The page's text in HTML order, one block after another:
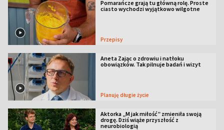
Pomarańcze grają tu główną rolę. Proste
ciasto wychodzi wyjątkowo wilgotne
Przepisy
Aneta Zając o zdrowiu i natłoku
obowiązków. Tak pilnuje badań i wizyt
Planuję długie życie
Aktorka „M jak miłość” zmieniła swoją
drogę. Dziś wiąże przyszłość z
neurobiologią